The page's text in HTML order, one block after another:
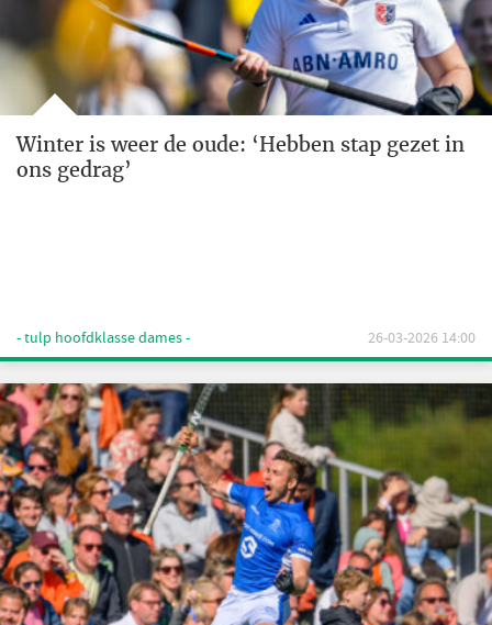
Winter is weer de oude: ‘Hebben stap gezet in
ons gedrag’
- tulp hoofdklasse dames - 26-03-2026 14:00